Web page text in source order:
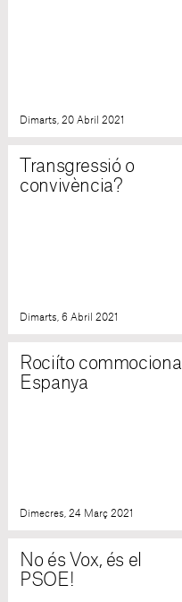
Dimarts, 20 Abril 2021
Transgressió o
convivència?
Dimarts, 6 Abril 2021
Rociíto commociona
Espanya
Dimecres, 24 Març 2021
No és Vox, és el
PSOE!